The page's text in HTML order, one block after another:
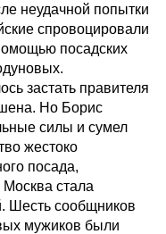
неудачной попытки
спровоцировали
посадских
застать правителя
Но Борис
силы и сумел
жестоко
посада,
стала
Шесть сообщников
мужиков были